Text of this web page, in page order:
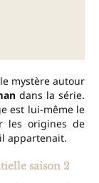
mystère autour
dans la série.
est lui-même le
les origines de
appartenait.
saison 2